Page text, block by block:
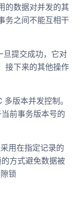
的数据对并发的其
务之间不能互相干
提交成功，它对
接下来的其他操作
多版本并发控制。
前事务版本号的
用在指定记录的
方式避免数据被
锁